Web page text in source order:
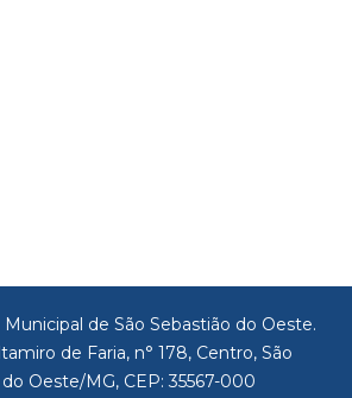
de São Sebastião do Oeste.
de Faria, n° 178, Centro, São
Oeste/MG, CEP: 35567-000